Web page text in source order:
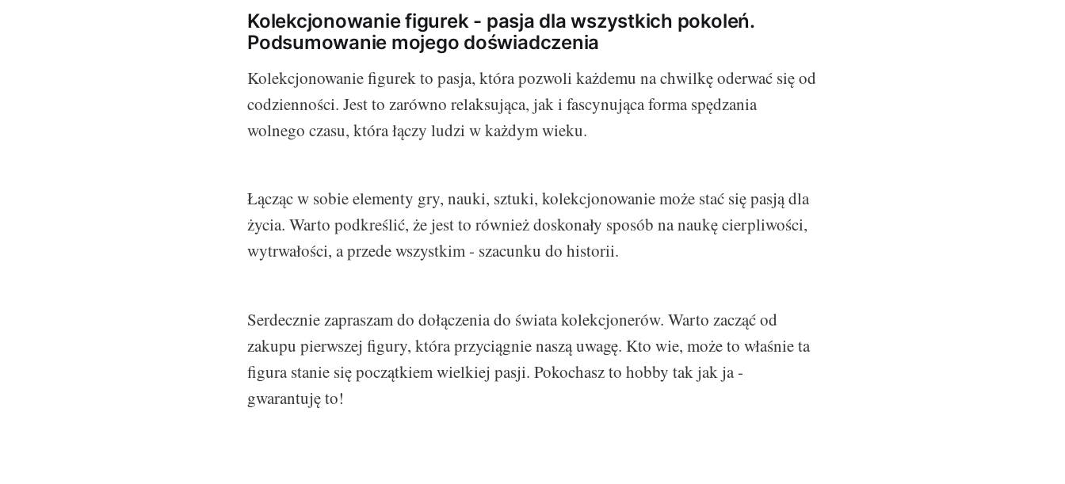
Kolekcjonowanie figurek - pasja dla wszystkich pokoleń.
Podsumowanie mojego doświadczenia
Kolekcjonowanie figurek to pasja, która pozwoli każdemu na chwilkę oderwać się od
codzienności. Jest to zarówno relaksująca, jak i fascynująca forma spędzania
wolnego czasu, która łączy ludzi w każdym wieku.
Łącząc w sobie elementy gry, nauki, sztuki, kolekcjonowanie może stać się pasją dla
życia. Warto podkreślić, że jest to również doskonały sposób na naukę cierpliwości,
wytrwałości, a przede wszystkim - szacunku do historii.
Serdecznie zapraszam do dołączenia do świata kolekcjonerów. Warto zacząć od
zakupu pierwszej figury, która przyciągnie naszą uwagę. Kto wie, może to właśnie ta
figura stanie się początkiem wielkiej pasji. Pokochasz to hobby tak jak ja -
gwarantuję to!